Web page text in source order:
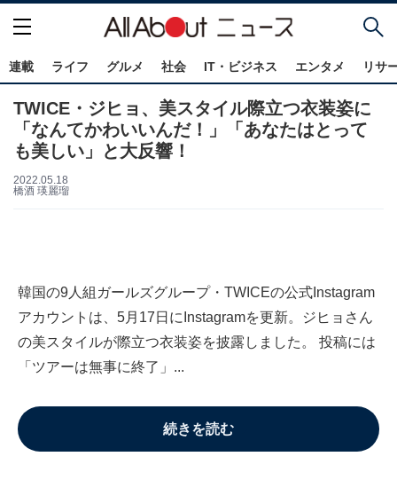
連載 ライフ グルメ 社会 IT・ビジネス エンタメ リサ
TWICE・ジヒョ、美スタイル際立つ衣装姿に
「なんてかわいいんだ！」「あなたはとって
も美しい」と大反響！
2022.05.18
橋酒 瑛麗瑠
韓国の9人組ガールズグループ・TWICEの公式Instagram
アカウントは、5月17日にInstagramを更新。ジヒョさん
の美スタイルが際立つ衣装姿を披露しました。 投稿には
「ツアーは無事に終了」...
続きを読む